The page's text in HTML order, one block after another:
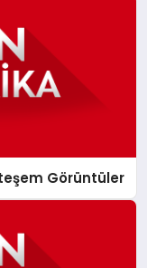
Görüntüler